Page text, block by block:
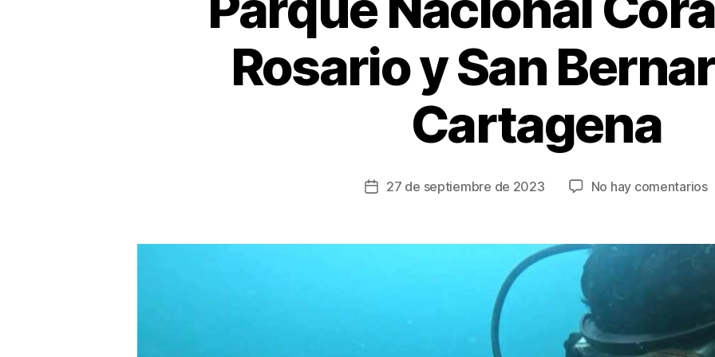
Rosario y San
Cartagena
Fecha
entrada
27 de septiembre de 2023 No hay comentariosen